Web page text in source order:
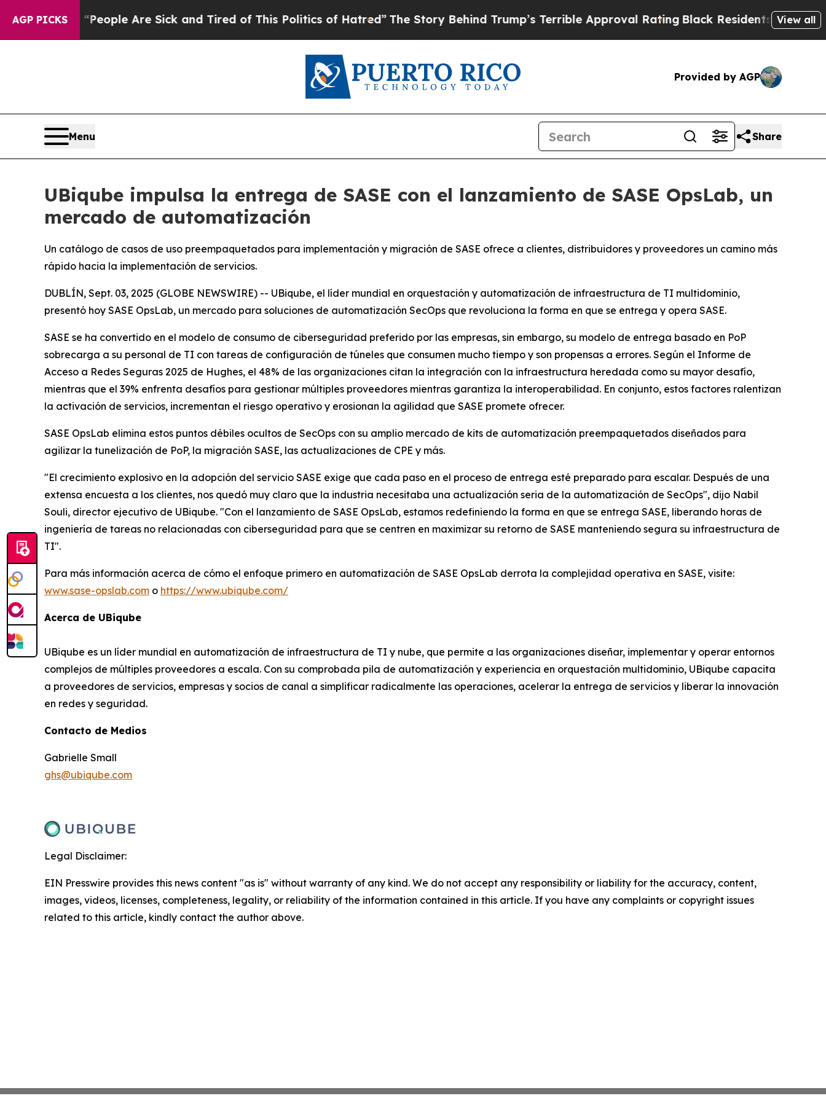
AGP PICKS
Win: “People Are Sick and Tired of This Politics of Hatred”The Story Behind Trump’s Terrible Approval RatingBlack Residents Warned of
View all
Provided by AGP
Menu Share
UBiqube impulsa la entrega de SASE con el lanzamiento de SASE OpsLab, un
mercado de automatización
Un catálogo de casos de uso preempaquetados para implementación y migración de SASE ofrece a clientes, distribuidores y proveedores un camino más
rápido hacia la implementación de servicios.
DUBLÍN, Sept. 03, 2025 (GLOBE NEWSWIRE) -- UBiqube, el líder mundial en orquestación y automatización de infraestructura de TI multidominio,
presentó hoy SASE OpsLab, un mercado para soluciones de automatización SecOps que revoluciona la forma en que se entrega y opera SASE.
SASE se ha convertido en el modelo de consumo de ciberseguridad preferido por las empresas, sin embargo, su modelo de entrega basado en PoP
sobrecarga a su personal de TI con tareas de configuración de túneles que consumen mucho tiempo y son propensas a errores. Según el Informe de
Acceso a Redes Seguras 2025 de Hughes, el 48% de las organizaciones citan la integración con la infraestructura heredada como su mayor desafío,
mientras que el 39% enfrenta desafíos para gestionar múltiples proveedores mientras garantiza la interoperabilidad. En conjunto, estos factores ralentizan
la activación de servicios, incrementan el riesgo operativo y erosionan la agilidad que SASE promete ofrecer.
SASE OpsLab elimina estos puntos débiles ocultos de SecOps con su amplio mercado de kits de automatización preempaquetados diseñados para
agilizar la tunelización de PoP, la migración SASE, las actualizaciones de CPE y más.
"El crecimiento explosivo en la adopción del servicio SASE exige que cada paso en el proceso de entrega esté preparado para escalar. Después de una
extensa encuesta a los clientes, nos quedó muy claro que la industria necesitaba una actualización seria de la automatización de SecOps", dijo Nabil
Souli, director ejecutivo de UBiqube. "Con el lanzamiento de SASE OpsLab, estamos redefiniendo la forma en que se entrega SASE, liberando horas de
ingeniería de tareas no relacionadas con ciberseguridad para que se centren en maximizar su retorno de SASE manteniendo segura su infraestructura de
TI".
Para más información acerca de cómo el enfoque primero en automatización de SASE OpsLab derrota la complejidad operativa en SASE, visite:
www.sase-opslab.com o https://www.ubiqube.com/
Acerca de UBiqube
UBiqube es un líder mundial en automatización de infraestructura de TI y nube, que permite a las organizaciones diseñar, implementar y operar entornos
complejos de múltiples proveedores a escala. Con su comprobada pila de automatización y experiencia en orquestación multidominio, UBiqube capacita
a proveedores de servicios, empresas y socios de canal a simplificar radicalmente las operaciones, acelerar la entrega de servicios y liberar la innovación
en redes y seguridad.
Contacto de Medios
Gabrielle Small
ghs@ubiqube.com
Legal Disclaimer:
EIN Presswire provides this news content "as is" without warranty of any kind. We do not accept any responsibility or liability for the accuracy, content,
images, videos, licenses, completeness, legality, or reliability of the information contained in this article. If you have any complaints or copyright issues
related to this article, kindly contact the author above.